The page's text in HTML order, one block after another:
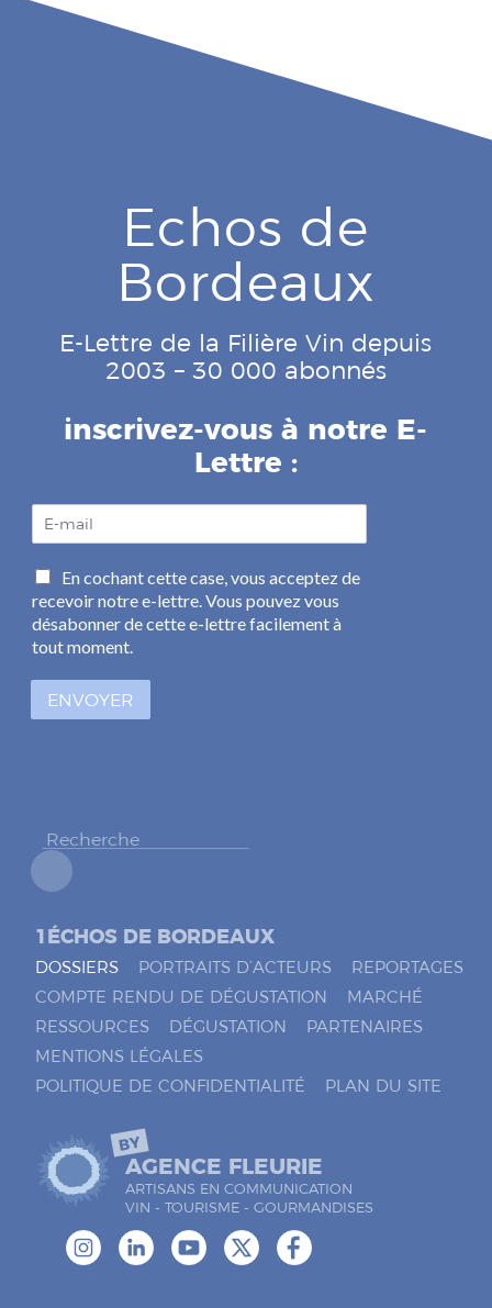
Echos de
Bordeaux
E-Lettre de la Filière Vin depuis
2003 – 30 000 abonnés
inscrivez-vous à notre E-
Lettre :
a
i
l
*
C
a
s
e
à
En cochant cette case, vous acceptez de
recevoir notre e-lettre. Vous pouvez vous
désabonner de cette e-lettre facilement à
tout moment.
ENVOYER
1ÉCHOS DE BORDEAUX
DOSSIERS PORTRAITS D’ACTEURS
REPORTAGES
COMPTE RENDU DE DÉGUSTATION
MARCHÉ
RESSOURCES
DÉGUSTATION
PARTENAIRES
MENTIONS LÉGALES
POLITIQUE DE CONFIDENTIALITÉ
PLAN DU SITE
BY
AGENCE FLEURIE
ARTISANS EN COMMUNICATION
VIN - TOURISME - GOURMANDISES